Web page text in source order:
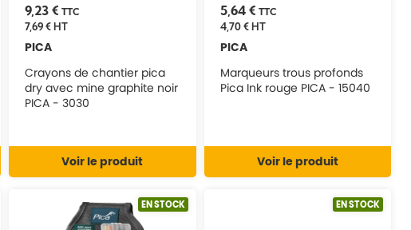
9,23 € TTC
7,69 €HT
PICA
Crayons de chantier pica
dry avec mine graphite noir
PICA - 3030
Voir le produit
5,64 € TTC
4,70 €HT
PICA
Marqueurs trous profonds
Pica Ink rouge PICA - 15040
Voir le produit
EN STOCK EN STOCK